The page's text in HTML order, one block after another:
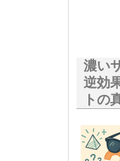
濃い
逆効
トの